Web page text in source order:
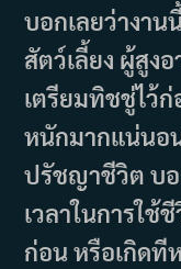
บอกเลยว่างาน
สัตว์เลี้ยง ผู้สูง
เตรียมทิชชู่ไว้ก่
หนักมากแน่นอ
ปรัชญาชีวิต บอ
เวลาในการใช้
ก่อน หรือเกิดที